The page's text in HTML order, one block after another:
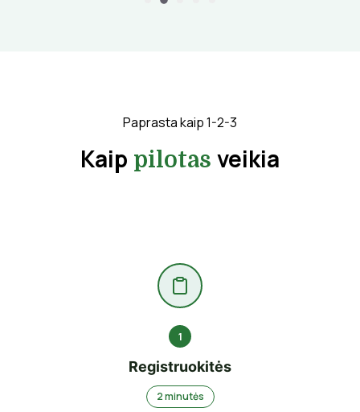
Paprasta kaip 1-2-3
Kaip pilotas veikia
1
Registruokitės
2 minutės